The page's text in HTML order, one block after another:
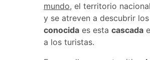
mundo, el territorio
y se atreven a descubrir
conocida es esta cascada
a los turistas.